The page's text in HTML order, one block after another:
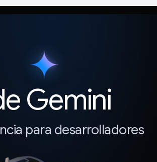
Gemini
para desarrolladores